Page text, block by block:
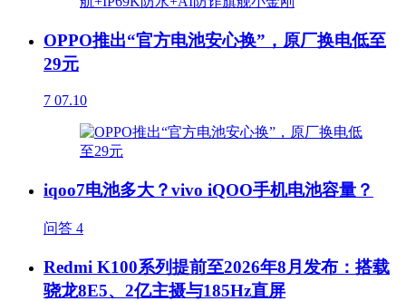
OPPO推出“官方电池安心换”，原厂换电低至
29元
7 07.10
iqoo7电池多大？vivo iQOO手机电池容量？
问答 4
Redmi K100系列提前至2026年8月发布：搭载
骁龙8E5、2亿主摄与185Hz直屏